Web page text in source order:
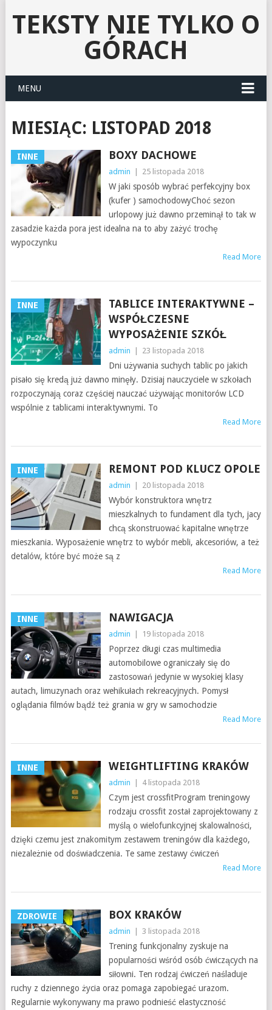
TEKSTY NIE TYLKO O
GÓRACH
MENU
MIESIĄC: LISTOPAD 2018
INNE BOXY DACHOWE
admin 25 listopada 2018
W jaki sposób wybrać perfekcyjny box
(kufer ) samochodowyChoć sezon
urlopowy już dawno przeminął to tak w
zasadzie każda pora jest idealna na to aby zażyć trochę
wypoczynku
Read More
INNE
TABLICE INTERAKTYWNE –
WSPÓŁCZESNE
WYPOSAŻENIE SZKÓŁ
admin 23 listopada 2018
Dni używania suchych tablic po jakich
pisało się kredą już dawno minęły. Dzisiaj nauczyciele w szkołach
rozpoczynają coraz częściej nauczać używając monitorów LCD
wspólnie z tablicami interaktywnymi. To
Read More
INNE REMONT POD KLUCZ OPOLE
admin 20 listopada 2018
Wybór konstruktora wnętrz
mieszkalnych to fundament dla tych, jacy
chcą skonstruować kapitalne wnętrze
mieszkania. Wyposażenie wnętrz to wybór mebli, akcesoriów, a też
detalów, które być może są z
Read More
INNE NAWIGACJA
admin 19 listopada 2018
Poprzez długi czas multimedia
automobilowe ograniczały się do
zastosowań jedynie w wysokiej klasy
autach, limuzynach oraz wehikułach rekreacyjnych. Pomysł
oglądania filmów bądź też grania w gry w samochodzie
Read More
INNE WEIGHTLIFTING KRAKÓW
admin 4 listopada 2018
Czym jest crossfitProgram treningowy
rodzaju crossfit został zaprojektowany z
myślą o wielofunkcyjnej skalowalności,
dzięki czemu jest znakomitym zestawem treningów dla każdego,
niezależnie od doświadczenia. Te same zestawy ćwiczeń
Read More
ZDROWIE BOX KRAKÓW
admin 3 listopada 2018
Trening funkcjonalny zyskuje na
popularności wśród osób ćwiczących na
siłowni. Ten rodzaj ćwiczeń naśladuje
ruchy z dziennego życia oraz pomaga zapobiegać urazom.
Regularnie wykonywany ma prawo podnieść elastyczność